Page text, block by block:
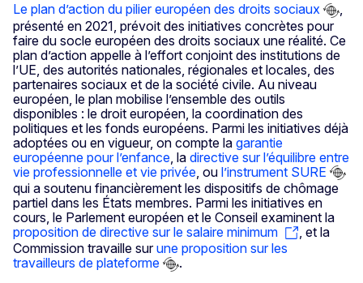
Le plan d’action du pilier européen des droits sociaux
,
présenté en 2021, prévoit des initiatives concrètes pour
faire du socle européen des droits sociaux une réalité. Ce
plan d’action appelle à l’effort conjoint des institutions de
l’UE, des autorités nationales, régionales et locales, des
partenaires sociaux et de la société civile. Au niveau
européen, le plan mobilise l’ensemble des outils
disponibles : le droit européen, la coordination des
politiques et les fonds européens. Parmi les initiatives déjà
adoptées ou en vigueur, on compte la garantie
européenne pour l’enfance , la directive sur l’équilibre entre
vie professionnelle et vie privée , ou l’instrument SURE
qui a soutenu financièrement les dispositifs de chômage
partiel dans les États membres. Parmi les initiatives en
cours, le Parlement européen et le Conseil examinent la
proposition de directive sur le salaire minimum
, et la
Commission travaille surune proposition sur les
travailleurs de plateforme
.